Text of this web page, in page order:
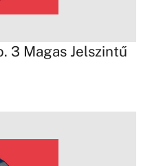
3 Magas Jelszintű